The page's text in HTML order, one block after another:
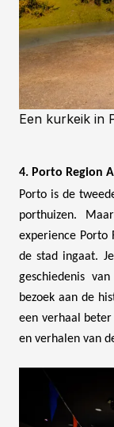
Een kurkeik in
4. Porto Region
Porto is de
porthuizen.
experience Porto
de stad ingaat.
geschiedenis
bezoek aan de
een verhaal
en verhalen van